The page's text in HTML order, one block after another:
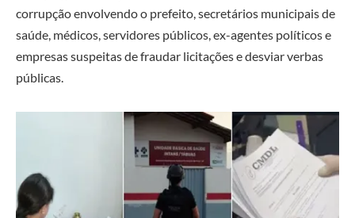
corrupção envolvendo o prefeito, secretários municipais de
saúde, médicos, servidores públicos, ex-agentes políticos e
empresas suspeitas de fraudar licitações e desviar verbas
públicas.